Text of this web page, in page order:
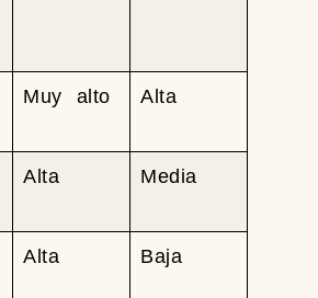
Muy alto Alta
Alta Media
Alta Baja